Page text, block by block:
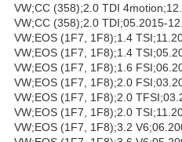
VW;CC (358);2.0 TDI
VW;CC (358);2.0 TDI;05.2015-
VW;EOS (1F7, 1F8);1.4
VW;EOS (1F7, 1F8);1.4
VW;EOS (1F7, 1F8);1.6
VW;EOS (1F7, 1F8);2.0
VW;EOS (1F7, 1F8);2.0
VW;EOS (1F7, 1F8);2.0
VW;EOS (1F7, 1F8);3.2